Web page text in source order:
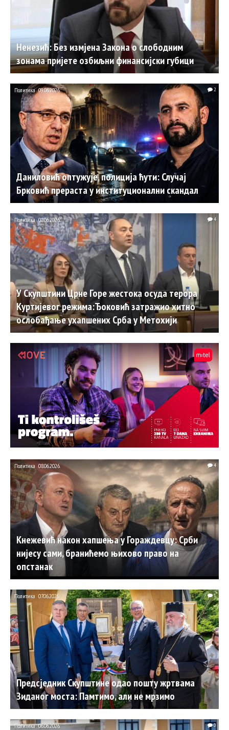
Ненезић: Без измјена Закона о слободним
зонама пријете озбиљни финансијски губици
Даниловић оптужује, полиција ћути: Случај
Брковић прераста у институционални скандал
Политика 09.06.2026. 2
У Скупштини Црне Горе жестока осуда терора
Куртијевог режима:Ђоковић затражио хитно
ослобађање ухапшених Срба у Метохији
Политика 08.06.2026. 4
Кнежевић након хапшења у Гораждевцу: Срби
нијесу сами, бранићемо њихово право на
опстанак
Политика 08.06.2026. 4
Предсједник Скупштине одао пошту жртвама
Зиданог моста: Памтимо, али не мрзимо
Политика 07.06.2026. 1
Политика 06.06.2026. 0